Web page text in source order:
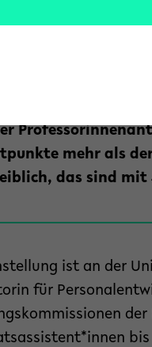
Gender-Report
mehr als
das sind
ist an der
für